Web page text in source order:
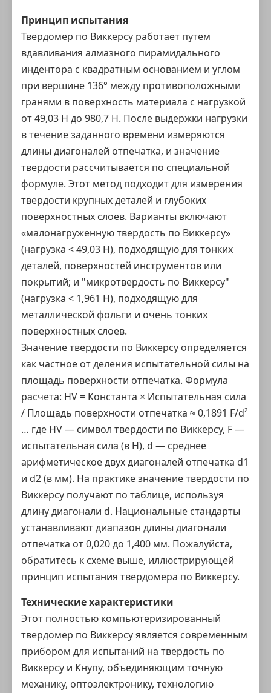
Принцип испытания
Твердомер по Виккерсу работает путем
вдавливания алмазного пирамидального
индентора с квадратным основанием и углом
при вершине 136° между противоположными
гранями в поверхность материала с нагрузкой
от 49,03 Н до 980,7 Н. После выдержки нагрузки
в течение заданного времени измеряются
длины диагоналей отпечатка, и значение
твердости рассчитывается по специальной
формуле. Этот метод подходит для измерения
твердости крупных деталей и глубоких
поверхностных слоев. Варианты включают
«малонагруженную твердость по Виккерсу»
(нагрузка < 49,03 Н), подходящую для тонких
деталей, поверхностей инструментов или
покрытий; и "микротвердость по Виккерсу"
(нагрузка < 1,961 Н), подходящую для
металлической фольги и очень тонких
поверхностных слоев.
Значение твердости по Виккерсу определяется
как частное от деления испытательной силы на
площадь поверхности отпечатка. Формула
расчета: HV = Константа × Испытательная сила
/ Площадь поверхности отпечатка ≈ 0,1891 F/d²
… где HV — символ твердости по Виккерсу, F —
испытательная сила (в Н), d — среднее
арифметическое двух диагоналей отпечатка d1
и d2 (в мм). На практике значение твердости по
Виккерсу получают по таблице, используя
длину диагонали d. Национальные стандарты
устанавливают диапазон длины диагонали
отпечатка от 0,020 до 1,400 мм. Пожалуйста,
обратитесь к схеме выше, иллюстрирующей
принцип испытания твердомера по Виккерсу.
Технические характеристики
Этот полностью компьютеризированный
твердомер по Виккерсу является современным
прибором для испытаний на твердость по
Виккерсу и Кнупу, объединяющим точную
механику, оптоэлектронику, технологию